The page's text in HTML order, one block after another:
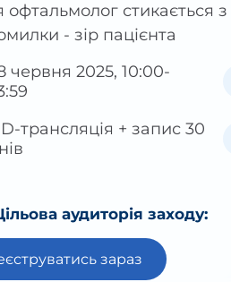
стикається
- зір пацієнта
червня 2025, 10:00-
трансляція + запис 30
аудиторія заходу:
зараз